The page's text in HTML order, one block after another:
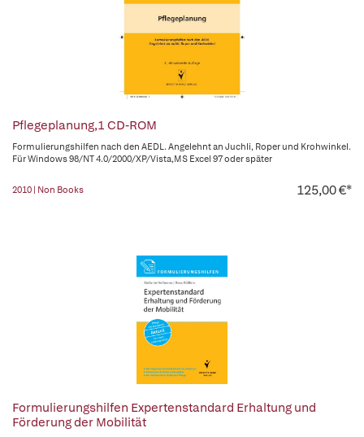
Pflegeplanung,1 CD-ROM
Formulierungshilfen nach den AEDL. Angelehnt an Juchli, Roper und Krohwinkel.
Für Windows 98/NT 4.0/2000/XP/Vista,MS Excel 97 oder später
2010 | Non Books 125,00 €*
Formulierungshilfen Expertenstandard Erhaltung und
Förderung der Mobilität